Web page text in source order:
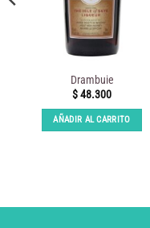
Drambuie
$48.300
AÑADIR AL CARRITO